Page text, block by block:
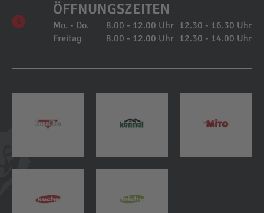
ÖFFNUNGSZEITEN
Mo. - Do. 8.00 - 12.00 Uhr 12.30 - 16.30 Uhr
Freitag
8.00 - 12.00 Uhr 12.30 - 14.00 Uhr